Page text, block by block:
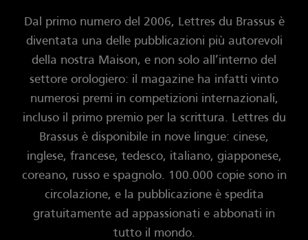
Dal primo numero del 2006, Lettres du Brassus è
diventata una delle pubblicazioni più autorevoli
della nostra Maison, e non solo all’interno del
settore orologiero: il magazine ha infatti vinto
numerosi premi in competizioni internazionali,
incluso il primo premio per la scrittura. Lettres du
Brassus è disponibile in nove lingue: cinese,
inglese, francese, tedesco, italiano, giapponese,
coreano, russo e spagnolo. 100.000 copie sono in
circolazione, e la pubblicazione è spedita
gratuitamente ad appassionati e abbonati in
tutto il mondo.